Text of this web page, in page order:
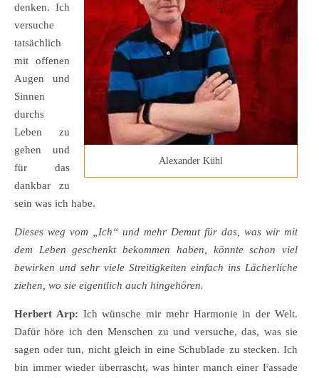
Alexander Kühl
denken. Ich
versuche
tatsächlich
mit offenen
Augen und
Sinnen
durchs
Leben zu
gehen und
für das
dankbar zu
sein was ich habe.
Dieses weg vom „Ich“ und mehr Demut für das, was wir mit
dem Leben geschenkt bekommen haben, könnte schon viel
bewirken und sehr viele Streitigkeiten einfach ins Lächerliche
ziehen, wo sie eigentlich auch hingehören.
Herbert Arp: Ich wünsche mir mehr Harmonie in der Welt.
Dafür höre ich den Menschen zu und versuche, das, was sie
sagen oder tun, nicht gleich in eine Schublade zu stecken. Ich
bin immer wieder überrascht, was hinter manch einer Fassade